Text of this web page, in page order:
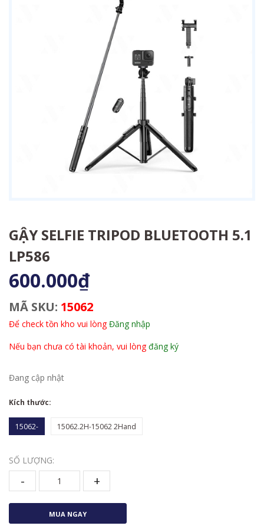
GẬY SELFIE TRIPOD BLUETOOTH 5.1
LP586
600.000₫
MÃ SKU: 15062
Để check tồn kho vui lòngĐăng nhập
Nếu bạn chưa có tài khoản, vui lòngđăng ký
Đang cập nhật
Kích thước:
15062- 15062.2H-15062 2Hand
SỐ LƯỢNG:
- +
MUA NGAY